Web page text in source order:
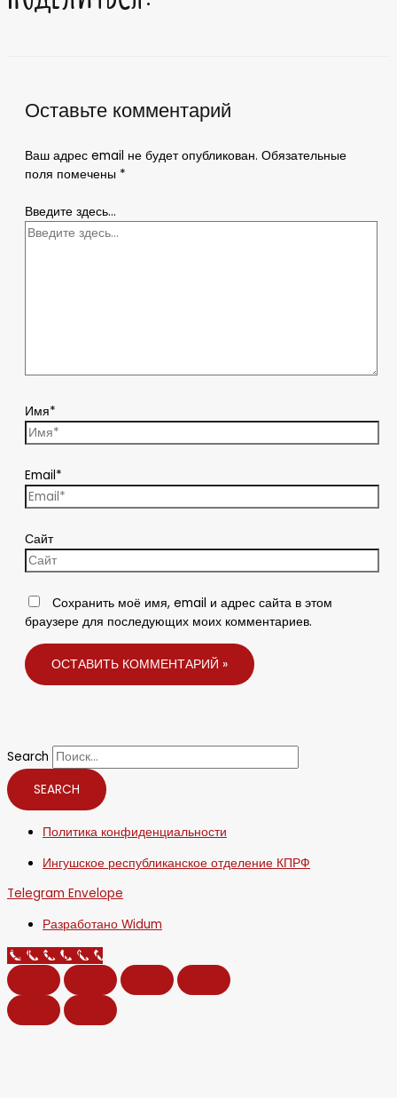
Оставьте комментарий
Ваш адрес email не будет опубликован. Обязательные
поля помечены *
Введите здесь...
Имя*
Email*
Сайт
Сохранить моё имя, email и адрес сайта в этом
браузере для последующих моих комментариев.
Search
SEARCH
Политика конфиденциальности
Ингушское республиканское отделение КПРФ
Telegram Envelope
Разработано Widum
Call Now Button